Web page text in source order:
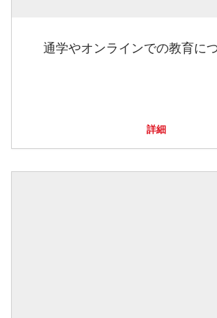
通学やオンラインでの教育に
詳細